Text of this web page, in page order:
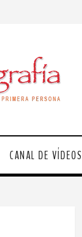
CANAL DE VÍDEOS